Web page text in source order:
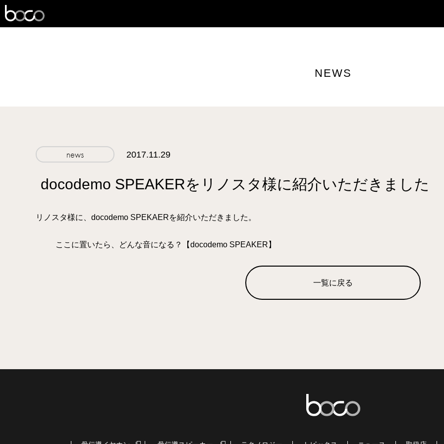
NEWS
news 2017.11.29
docodemo SPEAKERをリノスタ様に紹介いただきました
リノスタ様に、docodemo SPEKAERを紹介いただきました。
ここに置いたら、どんな音になる？【docodemo SPEAKER】
一覧に戻る